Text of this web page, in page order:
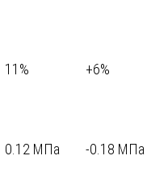
11% +6%
0.12 МПа -0.18 МПа